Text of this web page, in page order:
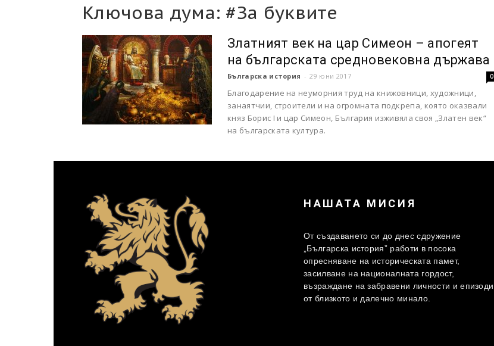
Ключова дума: #За буквитe
Златният век на цар Симеон – апогеят
на българската средновековна държава
Българска история - 29 юни 2017 0
Благодарение на неуморния труд на книжовници, художници,
занаятчии, строители и на огромната подкрепа, която оказвали
княз Борис I и цар Симеон, България изживяла своя „Златен век“
на българската култура.
НАШАТА МИСИЯ
От създаването си до днес сдружение
„Българска история” работи в посока
опресняване на историческата памет,
засилване на националната гордост,
възраждане на забравени личности и епизоди
от близкото и далечно минало.